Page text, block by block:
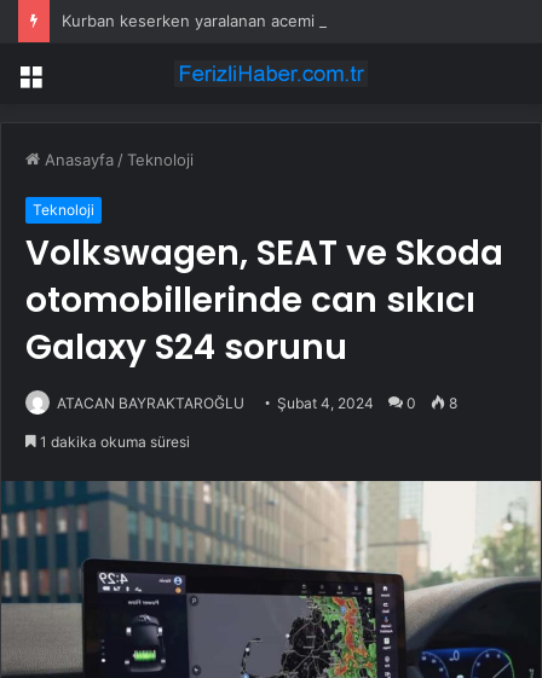
Kurban keserken yaralanan acemi kasaplar hastanelik oldu
Menü
Anasayfa /Teknoloji
Teknoloji
Volkswagen, SEAT ve Skoda
otomobillerinde can sıkıcı
Galaxy S24 sorunu
ATACAN BAYRAKTAROĞLU Şubat 4, 2024 0 8
1 dakika okuma süresi